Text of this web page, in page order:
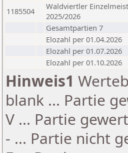
1185504
Waldviertler
2025/2026
Gesamtpartien 7
Elozahl per 01.04.2026
Elozahl per 01.07.2026
Elozahl per 01.10.2026
Hinweis1
blank ... Partie
V ... Partie
- ... Partie nicht